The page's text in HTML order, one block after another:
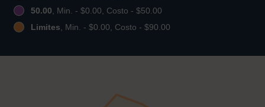
50.00, Min. - $0.00, Costo - $50.00
Limites, Min. - $0.00, Costo - $90.00